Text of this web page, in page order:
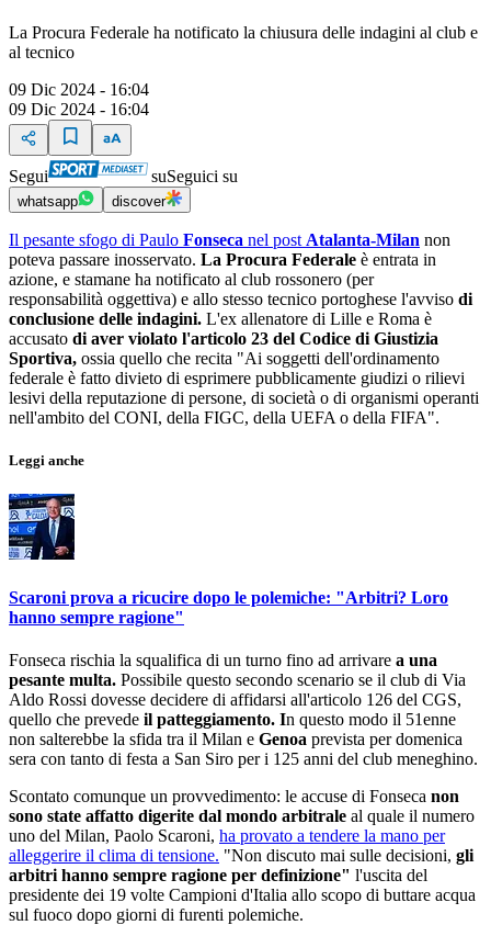
La Procura Federale ha notificato la chiusura delle indagini al club e
al tecnico
09 Dic 2024 - 16:04
09 Dic 2024 - 16:04
Segui suSeguici su
whatsapp discover
Il pesante sfogo di Paulo Fonseca nel post Atalanta-Milan non
poteva passare inosservato. La Procura Federale è entrata in
azione, e stamane ha notificato al club rossonero (per
responsabilità oggettiva) e allo stesso tecnico portoghese l'avviso di
conclusione delle indagini. L'ex allenatore di Lille e Roma è
accusato di aver violato l'articolo 23 del Codice di Giustizia
Sportiva, ossia quello che recita "Ai soggetti dell'ordinamento
federale è fatto divieto di esprimere pubblicamente giudizi o rilievi
lesivi della reputazione di persone, di società o di organismi operanti
nell'ambito del CONI, della FIGC, della UEFA o della FIFA".
Leggi anche
Scaroni prova a ricucire dopo le polemiche: "Arbitri? Loro
hanno sempre ragione"
Fonseca rischia la squalifica di un turno fino ad arrivare a una
pesante multa. Possibile questo secondo scenario se il club di Via
Aldo Rossi dovesse decidere di affidarsi all'articolo 126 del CGS,
quello che prevede il patteggiamento. In questo modo il 51enne
non salterebbe la sfida tra il Milan e Genoa prevista per domenica
sera con tanto di festa a San Siro per i 125 anni del club meneghino.
Scontato comunque un provvedimento: le accuse di Fonseca non
sono state affatto digerite dal mondo arbitrale al quale il numero
uno del Milan, Paolo Scaroni, ha provato a tendere la mano per
alleggerire il clima di tensione. "Non discuto mai sulle decisioni, gli
arbitri hanno sempre ragione per definizione" l'uscita del
presidente dei 19 volte Campioni d'Italia allo scopo di buttare acqua
sul fuoco dopo giorni di furenti polemiche.